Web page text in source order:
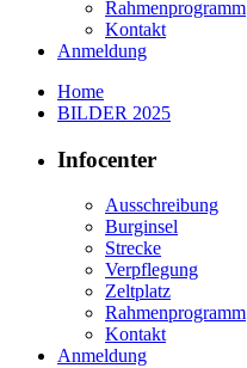
Rahmenprogramm
Kontakt
Anmeldung
Home
BILDER 2025
Infocenter
Ausschreibung
Burginsel
Strecke
Verpflegung
Zeltplatz
Rahmenprogramm
Kontakt
Anmeldung